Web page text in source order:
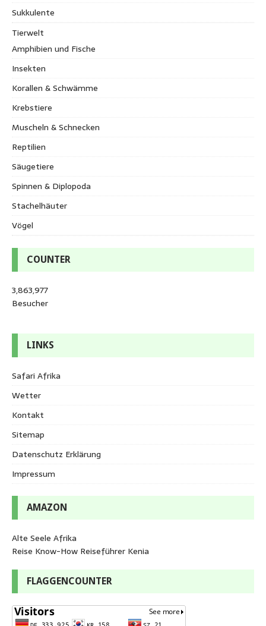
Sukkulente
Tierwelt
Amphibien und Fische
Insekten
Korallen & Schwämme
Krebstiere
Muscheln & Schnecken
Reptilien
Säugetiere
Spinnen & Diplopoda
Stachelhäuter
Vögel
COUNTER
3,863,977
Besucher
LINKS
Safari Afrika
Wetter
Kontakt
Sitemap
Datenschutz Erklärung
Impressum
AMAZON
Alte Seele Afrika
Reise Know-How Reiseführer Kenia
FLAGGENCOUNTER